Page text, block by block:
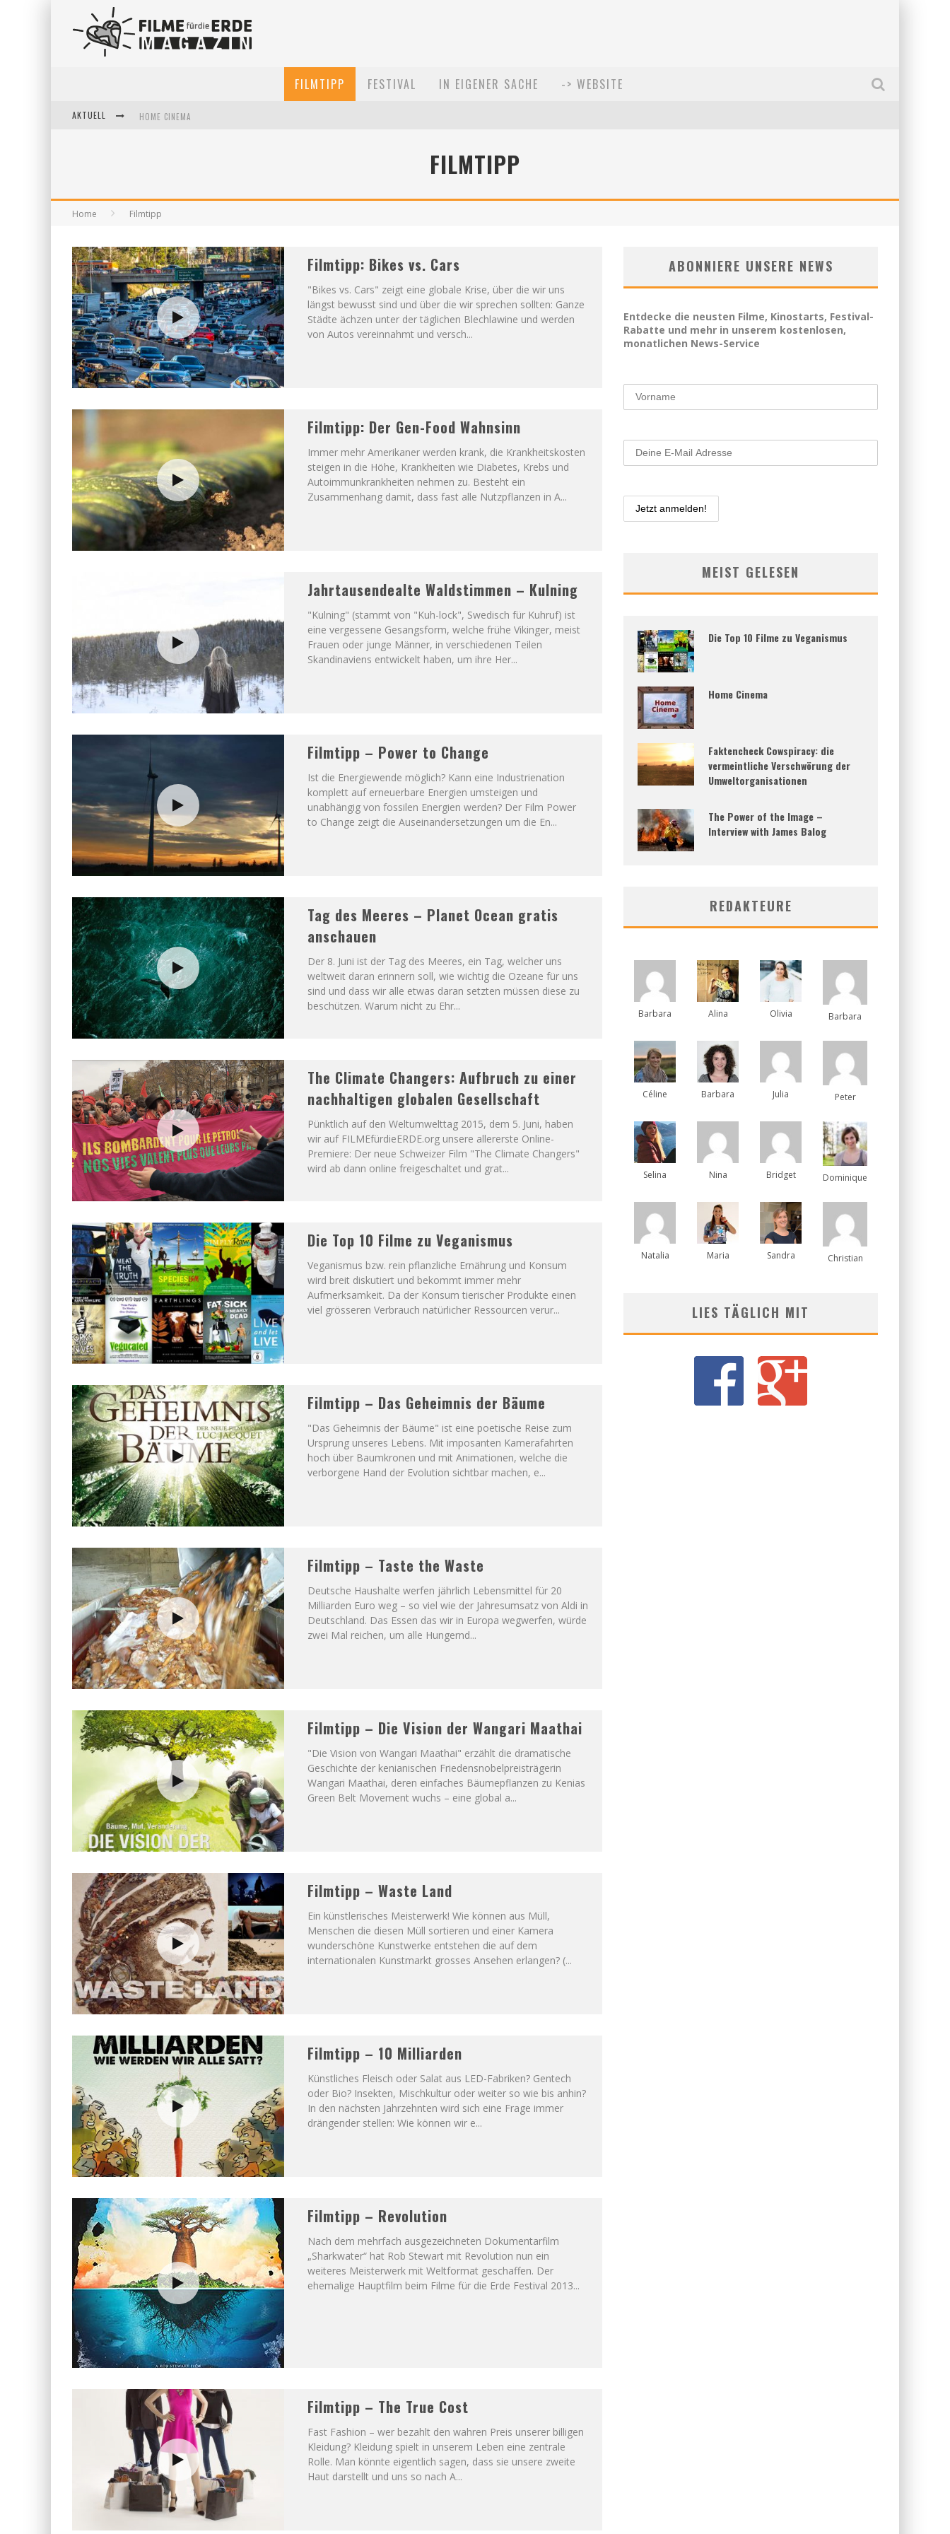
FILMTIPP FESTIVAL IN EIGENER SACHE -> WEBSITE
AKTUELL HOME CINEMA
FILMTIPP
Home Filmtipp
Filmtipp: Bikes vs. Cars
"Bikes vs. Cars" zeigt eine globale Krise, über die wir uns
längst bewusst sind und über die wir sprechen sollten: Ganze
Städte ächzen unter der täglichen Blechlawine und werden
von Autos vereinnahmt und versch...
Filmtipp: Der Gen-Food Wahnsinn
Immer mehr Amerikaner werden krank, die Krankheitskosten
steigen in die Höhe, Krankheiten wie Diabetes, Krebs und
Autoimmunkrankheiten nehmen zu. Besteht ein
Zusammenhang damit, dass fast alle Nutzpflanzen in A...
Jahrtausendealte Waldstimmen – Kulning
"Kulning" (stammt von "Kuh-lock", Swedisch für Kuhruf) ist
eine vergessene Gesangsform, welche frühe Vikinger, meist
Frauen oder junge Männer, in verschiedenen Teilen
Skandinaviens entwickelt haben, um ihre Her...
Filmtipp – Power to Change
Ist die Energiewende möglich? Kann eine Industrienation
komplett auf erneuerbare Energien umsteigen und
unabhängig von fossilen Energien werden? Der Film Power
to Change zeigt die Auseinandersetzungen um die En...
Tag des Meeres – Planet Ocean gratis
anschauen
Der 8. Juni ist der Tag des Meeres, ein Tag, welcher uns
weltweit daran erinnern soll, wie wichtig die Ozeane für uns
sind und dass wir alle etwas daran setzten müssen diese zu
beschützen. Warum nicht zu Ehr...
The Climate Changers: Aufbruch zu einer
nachhaltigen globalen Gesellschaft
Pünktlich auf den Weltumwelttag 2015, dem 5. Juni, haben
wir auf FILMEfürdieERDE.org unsere allererste Online-
Premiere: Der neue Schweizer Film "The Climate Changers"
wird ab dann online freigeschaltet und grat...
Die Top 10 Filme zu Veganismus
Veganismus bzw. rein pflanzliche Ernährung und Konsum
wird breit diskutiert und bekommt immer mehr
Aufmerksamkeit. Da der Konsum tierischer Produkte einen
viel grösseren Verbrauch natürlicher Ressourcen verur...
Filmtipp – Das Geheimnis der Bäume
"Das Geheimnis der Bäume" ist eine poetische Reise zum
Ursprung unseres Lebens. Mit imposanten Kamerafahrten
hoch über Baumkronen und mit Animationen, welche die
verborgene Hand der Evolution sichtbar machen, e...
Filmtipp – Taste the Waste
Deutsche Haushalte werfen jährlich Lebensmittel für 20
Milliarden Euro weg – so viel wie der Jahresumsatz von Aldi in
Deutschland. Das Essen das wir in Europa wegwerfen, würde
zwei Mal reichen, um alle Hungernd...
Filmtipp – Die Vision der Wangari Maathai
"Die Vision von Wangari Maathai" erzählt die dramatische
Geschichte der kenianischen Friedensnobelpreisträgerin
Wangari Maathai, deren einfaches Bäumepflanzen zu Kenias
Green Belt Movement wuchs – eine global a...
Filmtipp – Waste Land
Ein künstlerisches Meisterwerk! Wie können aus Müll,
Menschen die diesen Müll sortieren und einer Kamera
wunderschöne Kunstwerke entstehen die auf dem
internationalen Kunstmarkt grosses Ansehen erlangen? (...
Filmtipp – 10 Milliarden
Künstliches Fleisch oder Salat aus LED-Fabriken? Gentech
oder Bio? Insekten, Mischkultur oder weiter so wie bis anhin?
In den nächsten Jahrzehnten wird sich eine Frage immer
drängender stellen: Wie können wir e...
Filmtipp – Revolution
Nach dem mehrfach ausgezeichneten Dokumentarfilm
„Sharkwater“ hat Rob Stewart mit Revolution nun ein
weiteres Meisterwerk mit Weltformat geschaffen. Der
ehemalige Hauptfilm beim Filme für die Erde Festival 2013...
Filmtipp – The True Cost
Fast Fashion – wer bezahlt den wahren Preis unserer billigen
Kleidung? Kleidung spielt in unserem Leben eine zentrale
Rolle. Man könnte eigentlich sagen, dass sie unsere zweite
Haut darstellt und uns so nach A...
ABONNIERE UNSERE NEWS
Entdecke die neusten Filme, Kinostarts, Festival-
Rabatte und mehr in unserem kostenlosen,
monatlichen News-Service
MEIST GELESEN
Die Top 10 Filme zu Veganismus
Home Cinema
Faktencheck Cowspiracy: die
vermeintliche Verschwörung der
Umweltorganisationen
The Power of the Image –
Interview with James Balog
REDAKTEURE
Barbara Alina Olivia Barbara
Céline Barbara Julia Peter
Selina Nina Bridget Dominique
Natalia Maria Sandra Christian
LIES TÄGLICH MIT